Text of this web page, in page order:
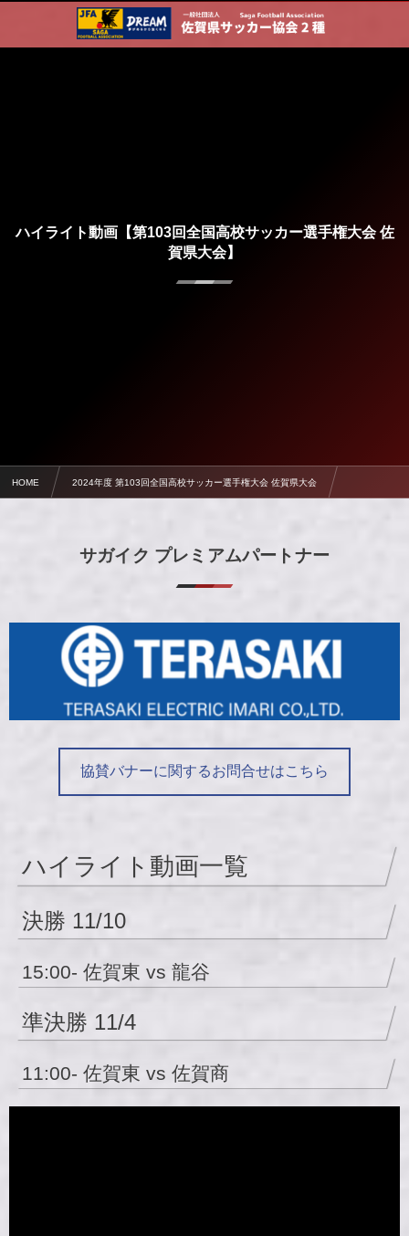
ハイライト動画【第103回全国高校サッカー選手権大会 佐
賀県大会】
HOME 2024年度 第103回全国高校サッカー選手権大会 佐賀県大会
サガイク プレミアムパートナー
協賛バナーに関するお問合せはこちら
ハイライト動画一覧
決勝 11/10
15:00- 佐賀東 vs 龍谷
準決勝 11/4
11:00- 佐賀東 vs 佐賀商